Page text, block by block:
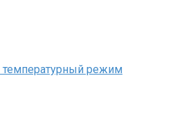
режим